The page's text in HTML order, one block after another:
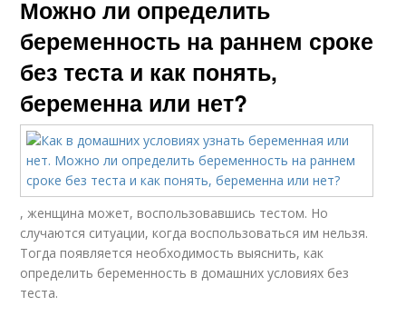
Можно ли определить
беременность на раннем сроке
без теста и как понять,
беременна или нет?
, женщина может, воспользовавшись тестом. Но
случаются ситуации, когда воспользоваться им нельзя.
Тогда появляется необходимость выяснить, как
определить беременность в домашних условиях без
теста.